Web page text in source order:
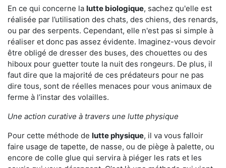
En ce qui concerne la lutte biologique, sachez qu'elle est
réalisée par l’utilisation des chats, des chiens, des renards,
ou par des serpents. Cependant, elle n'est pas si simple à
réaliser et donc pas assez évidente. Imaginez-vous devoir
être obligé de dresser des buses, des chouettes ou des
hiboux pour guetter toute la nuit des rongeurs. De plus, il
faut dire que la majorité de ces prédateurs pour ne pas
dire tous, sont de réelles menaces pour vous animaux de
ferme à l’instar des volailles.
Une action curative à travers une lutte physique
Pour cette méthode de lutte physique, il va vous falloir
faire usage de tapette, de nasse, ou de piège à palette, ou
encore de colle glue qui servira à piéger les rats et les